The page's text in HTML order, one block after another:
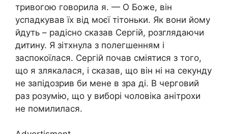
тривогою говорила я. — О Боже, він
успадкував їх від моєї тітоньки. Як вони йому
йдуть – радісно сказав Сергій, розглядаючи
дитину. Я зітхнула з полегшенням і
заспокоїлася. Сергій почав сміятися з того,
що я злякалася, і сказав, що він ні на секунду
не запідозрив би мене в зра ді. В черговий
раз розумію, що у виборі чоловіка анітрохи
не помилилася.